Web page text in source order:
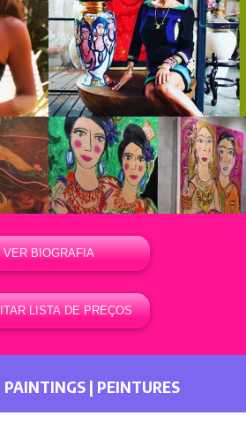
VER BIOGRAFIA
LISTA DE PREÇOS
| PEINTURES